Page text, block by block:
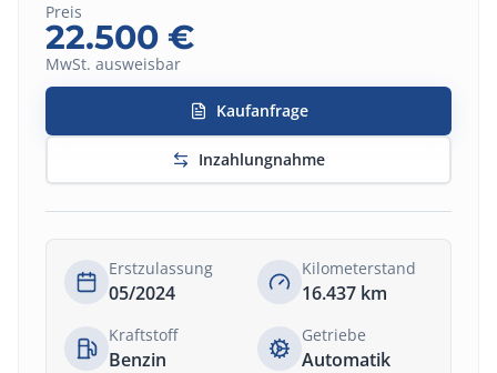
Preis
22.500 €
MwSt. ausweisbar
Kaufanfrage
Inzahlungnahme
Erstzulassung
05/2024
Kilometerstand
16.437 km
Kraftstoff
Benzin
Getriebe
Automatik